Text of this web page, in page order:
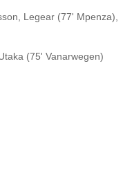
Legear (77' Mpenza),
(75' Vanarwegen)